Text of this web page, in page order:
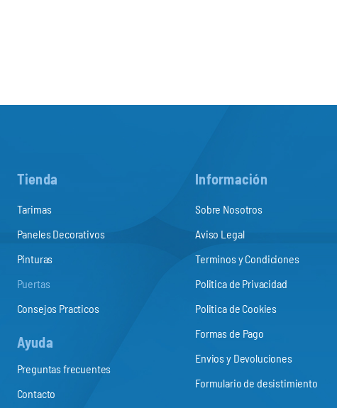
Tienda
Tarimas
Paneles Decorativos
Pinturas
Puertas
Consejos Practicos
Ayuda
Preguntas frecuentes
Contacto
Información
Sobre Nosotros
Aviso Legal
Terminos y Condiciones
Politica de Privacidad
Politica de Cookies
Formas de Pago
Envios y Devoluciones
Formulario de desistimiento